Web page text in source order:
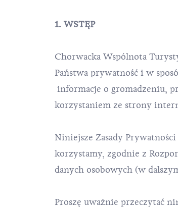
1. WSTĘP
Chorwacka Wspólnota
Państwa prywatność i w
informacje o gromadzeniu,
korzystaniem ze strony
Niniejsze Zasady
korzystamy, zgodnie z
danych osobowych (w
Proszę uważnie przeczytać